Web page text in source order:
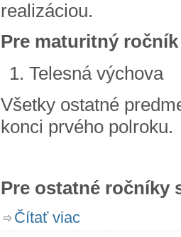
realizáciou.
Pre maturitný
Telesná výchova
Všetky ostatné
konci prvého polroku.
Pre ostatné ročníky
Čítať viac